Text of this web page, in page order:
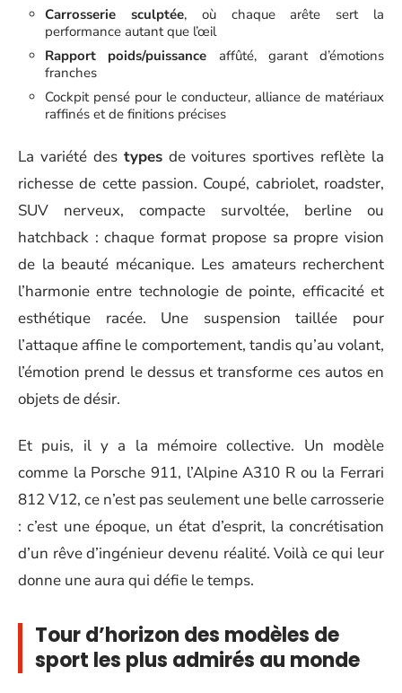
Carrosserie sculptée, où chaque arête sert la
performance autant que l’œil
Rapport poids/puissance affûté, garant d’émotions
franches
Cockpit pensé pour le conducteur, alliance de matériaux
raffinés et de finitions précises
La variété des typesde voitures sportives reflète la
richesse de cette passion. Coupé, cabriolet, roadster,
SUV nerveux, compacte survoltée, berline ou
hatchback : chaque format propose sa propre vision
de la beauté mécanique. Les amateurs recherchent
l’harmonie entre technologie de pointe, efficacité et
esthétique racée. Une suspension taillée pour
l’attaque affine le comportement, tandis qu’au volant,
l’émotion prend le dessus et transforme ces autos en
objets de désir.
Et puis, il y a la mémoire collective. Un modèle
comme la Porsche 911, l’Alpine A310 R ou la Ferrari
812 V12, ce n’est pas seulement une belle carrosserie
: c’est une époque, un état d’esprit, la concrétisation
d’un rêve d’ingénieur devenu réalité. Voilà ce qui leur
donne une aura qui défie le temps.
Tour d’horizon des modèles de
sport les plus admirés au monde